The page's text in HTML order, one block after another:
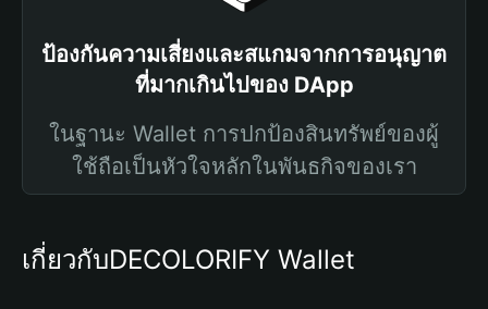
ป้องกันความเสี่ยงและสแกมจากการอนุญาต
ที่มากเกินไปของ DApp
ในฐานะ Wallet การปกป้องสินทรัพย์ของผู้
ใช้ถือเป็นหัวใจหลักในพันธกิจของเรา
เกี่ยวกับDECOLORIFY Wallet